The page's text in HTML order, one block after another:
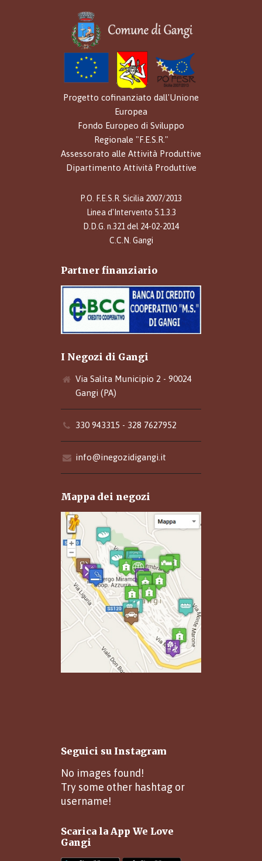
Progetto cofinanziato dall'Unione
Europea
Fondo Europeo di Sviluppo
Regionale "F.E.S.R."
Assessorato alle Attività Produttive
Dipartimento Attività Produttive
P.O. F.E.S.R. Sicilia 2007/2013
Linea d'Intervento 5.1.3.3
D.D.G. n.321 del 24-02-2014
C.C.N. Gangi
Partner finanziario
I Negozi di Gangi
Via Salita Municipio 2 - 90024
Gangi (PA)
330 943315 - 328 7627952
info@inegozidigangi.it
Mappa dei negozi
Seguici su Instagram
No images found!
Try some other hashtag or
username!
Scarica la App We Love
Gangi